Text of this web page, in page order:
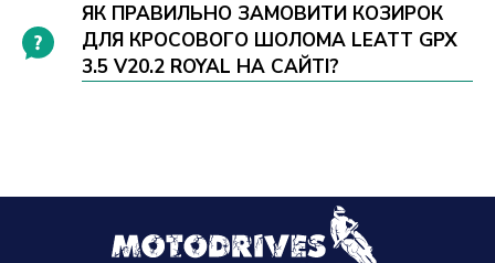
ЯК ПРАВИЛЬНО ЗАМОВИТИ КОЗИРОК
ДЛЯ КРОСОВОГО ШОЛОМА LEATT GPX
3.5 V20.2 ROYAL НА САЙТІ?